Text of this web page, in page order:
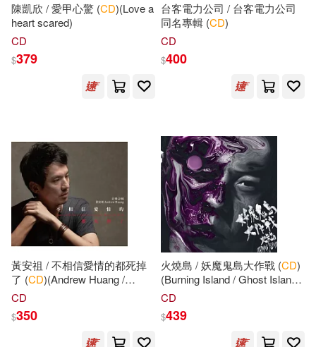
新北市政府教育局(78)
張迅（主編）(75)
華文基礎教育研究院（主編）(75)
賴世雄(74) Puchta(72)
劉富華(68)
Studio Mouse Editorial(65)
中國鐵道出版社(650)
Membran(605)
外語教學與研究出版社(601)
吉林出版集團有限責任公司(590)
アシェット・コレクションズ・ジ
陳凱欣 / 愛甲心驚 (CD)(Love a
heart scared)
CD
$379
台客電力公司 / 台客電力公司
同名專輯 (CD)
CD
$400
黃安祖 / 不相信愛情的都死掉
了 (CD)(Andrew Huang /
Those Who Don’t Believe in
CD
$350
火燒島 / 妖魔鬼島大作戰 (CD)
(Burning Island / Ghost Island
at War)
CD
$439